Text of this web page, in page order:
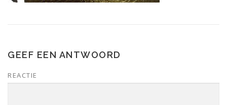
GEEF EEN ANTWOORD
REACTIE